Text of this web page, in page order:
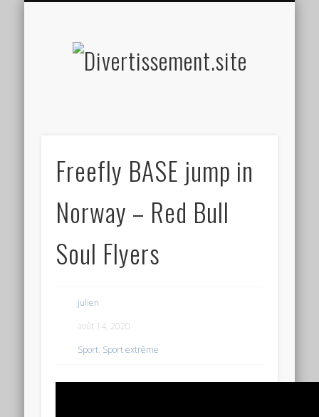
Freefly BASE jump in
Norway – Red Bull
Soul Flyers
julien
août 14, 2020
Sport, Sport extrême